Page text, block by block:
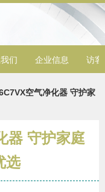
们 企业信息 访客
空气净化器 守护家
器 守护家庭
选